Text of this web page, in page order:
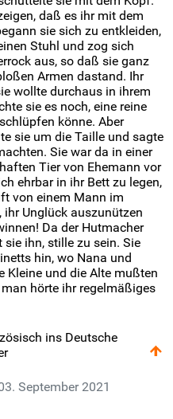
daß es ihr mit dem
sie sich zu entkleiden,
Stuhl und zog sich
aus, so daß sie ganz
Armen dastand. Ihr
wollte durchaus in ihrem
sie es noch, eine reine
könne. Aber
sie um die Taille und sagte
Sie war da in einer
Tier von Ehemann vor
ehrbar in ihr Bett zu legen,
von einem Mann im
ihr Unglück auszunützen
Da der Hutmacher
ihn, stille zu sein. Sie
hin, wo Nana und
Kleine und die Alte mußten
hörte ihr regelmäßiges
ins Deutsche
September 2021